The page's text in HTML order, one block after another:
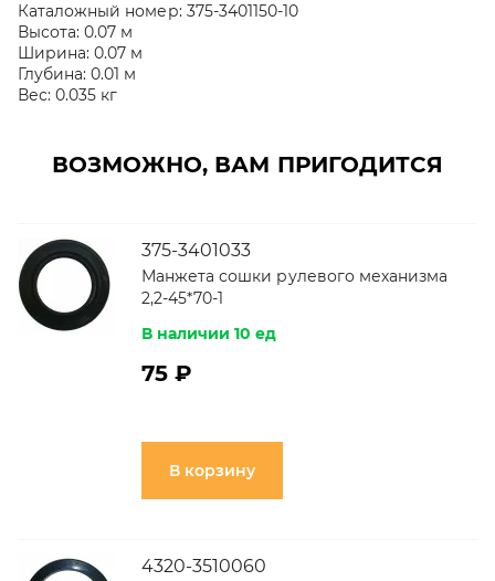
Каталожный номер: 375-3401150-10
Высота: 0.07 м
Ширина: 0.07 м
Глубина: 0.01 м
Вес: 0.035 кг
ВОЗМОЖНО, ВАМ ПРИГОДИТСЯ
375-3401033
Манжета сошки рулевого механизма
2,2-45*70-1
В наличии 10 ед
75 ₽
В корзину
4320-3510060